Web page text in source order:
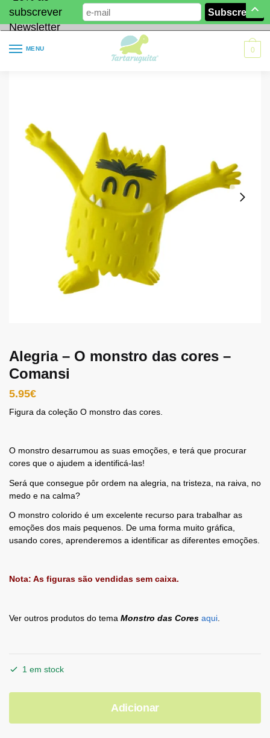
subscrever
Newsletter
MENU 0
Alegria – O monstro das cores –
Comansi
5.95€
Figura da coleção O monstro das cores.
O monstro desarrumou as suas emoções, e terá que procurar
cores que o ajudem a identificá-las!
Será que consegue pôr ordem na alegria, na tristeza, na raiva, no
medo e na calma?
O monstro colorido é um excelente recurso para trabalhar as
emoções dos mais pequenos. De uma forma muito gráfica,
usando cores, aprenderemos a identificar as diferentes emoções.
Nota: As figuras são vendidas sem caixa.
Ver outros produtos do tema Monstro das Cores aqui
1 em stock
Adicionar